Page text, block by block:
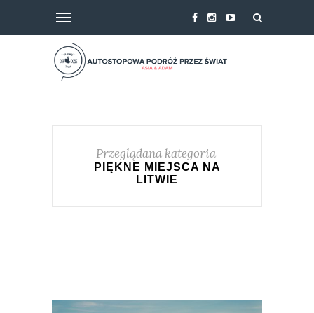
Przeglądana kategoria
PIĘKNE MIEJSCA NA
LITWIE